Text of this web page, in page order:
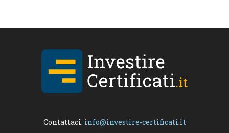
Contattaci: info@investire-certificati.it